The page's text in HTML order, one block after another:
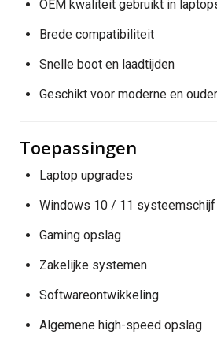
OEM kwaliteit gebruikt in
Brede compatibiliteit
Snelle boot en laadtijden
Geschikt voor moderne en
Toepassingen
Laptop upgrades
Windows 10 / 11 systeemschijf
Gaming opslag
Zakelijke systemen
Softwareontwikkeling
Algemene high-speed opslag